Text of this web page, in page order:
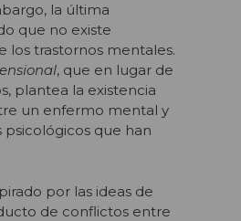
la última
que no existe
los trastornos mentales.
, que en lugar de
plantea la existencia
un enfermo mental y
psicológicos que han
por las ideas de
de conflictos entre